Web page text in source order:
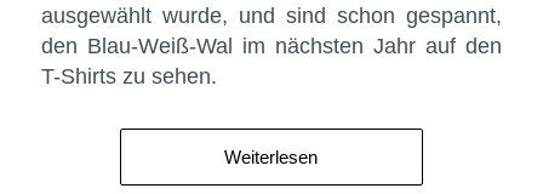
ausgewählt wurde, und sind schon gespannt,
den Blau-Weiß-Wal im nächsten Jahr auf den
T-Shirts zu sehen.
Weiterlesen